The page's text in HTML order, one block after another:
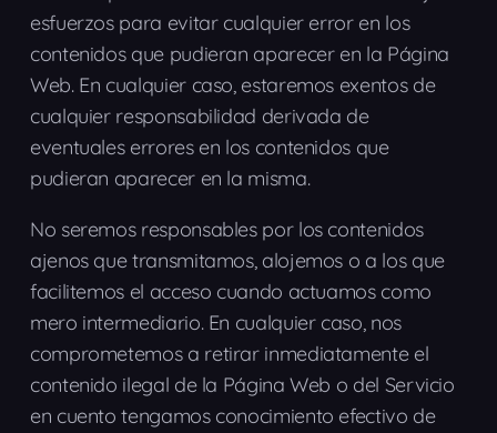
esfuerzos para evitar cualquier error en los
contenidos que pudieran aparecer en la Página
Web. En cualquier caso, estaremos exentos de
cualquier responsabilidad derivada de
eventuales errores en los contenidos que
pudieran aparecer en la misma.
No seremos responsables por los contenidos
ajenos que transmitamos, alojemos o a los que
facilitemos el acceso cuando actuamos como
mero intermediario. En cualquier caso, nos
comprometemos a retirar inmediatamente el
contenido ilegal de la Página Web o del Servicio
en cuento tengamos conocimiento efectivo de